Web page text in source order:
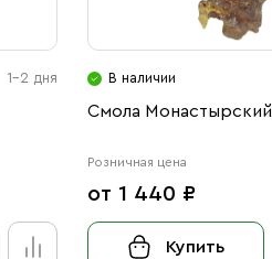
1-2 дня В наличии
Смола Монастырский
Розничная цена
от 1 440 ₽
Купить